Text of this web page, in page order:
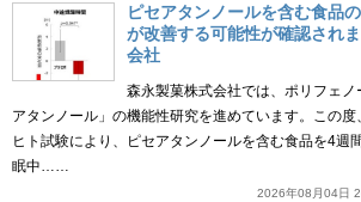
ピセアタンノールを含む食品
が改善する可能性が確認され
会社
森永製菓株式会社では、ポリフェ
アタンノール」の機能性研究を進めています。この
ヒト試験により、ピセアタンノールを含む食品を4週
眠中……
2026年08月04日